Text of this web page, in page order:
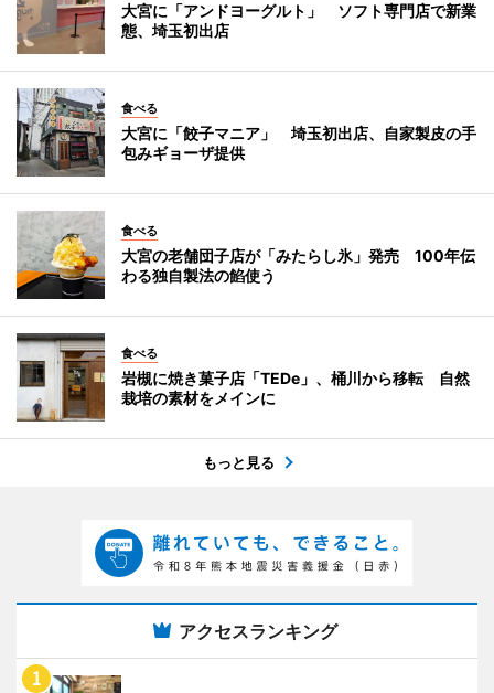
大宮に「アンドヨーグルト」 ソフト専門店で新業
態、埼玉初出店
食べる
大宮に「餃子マニア」 埼玉初出店、自家製皮の手
包みギョーザ提供
食べる
大宮の老舗団子店が「みたらし氷」発売 100年伝
わる独自製法の餡使う
食べる
岩槻に焼き菓子店「TEDe」、桶川から移転 自然
栽培の素材をメインに
もっと見る
アクセスランキング